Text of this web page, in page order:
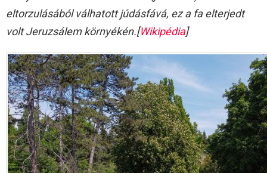
eltorzulásából válhatott júdásfává, ez a fa elterjedt
volt Jeruzsálem környékén.[Wikipédia]